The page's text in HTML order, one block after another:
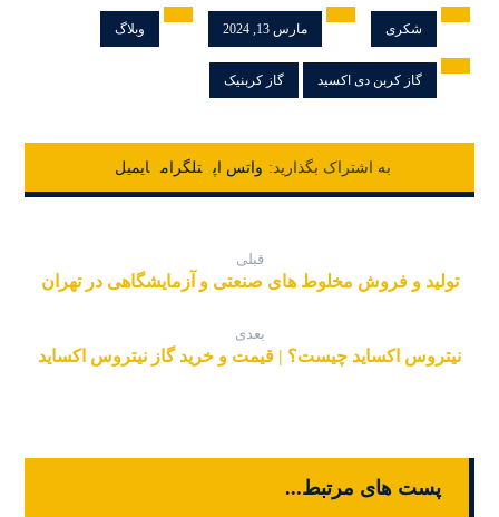
شکری مارس 13, 2024 وبلاگ
گاز کربن دی اکسید گاز کربنیک
واتس اپ تلگرام ایمیل
قبلی
تولید و فروش مخلوط های صنعتی و آزمایشگاهی در تهران
بعدی
نیتروس اکساید چیست؟ | قیمت و خرید گاز نیتروس اکساید
پست های مرتبط...